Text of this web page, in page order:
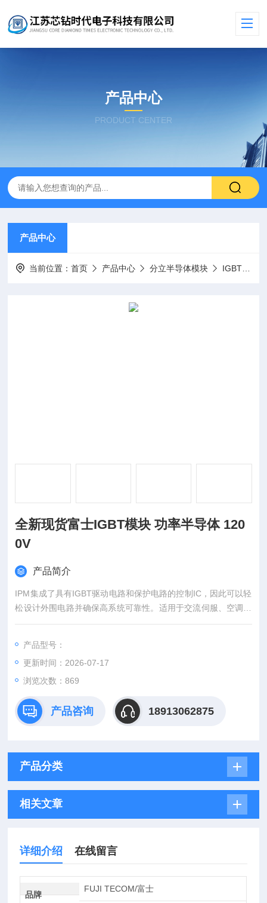
产品中心
PRODUCT CENTER
产品中心
当前位置：首页 产品中心 分立半导体模块 IGBT模块
全新现货富士IGBT模块 功率半导体 120
0V
产品简介
IPM集成了具有IGBT驱动电路和保护电路的控制IC，因此可以轻
松设计外围电路并确保高系统可靠性。适用于交流伺服、空调设
备和电梯等应用。15 A 至 30 A/600 V 系列中有小容量 IPM，V-I
保护、短路保护、控制电源电压降保护和过热保护，并输出报警
信号。全新现货富士IGBT模块 功率半导体 1200V
产品型号：
更新时间：2026-07-17
浏览次数：869
产品咨询 18913062875
产品分类
相关文章
详细介绍 在线留言
品牌
FUJI TECOM/富士